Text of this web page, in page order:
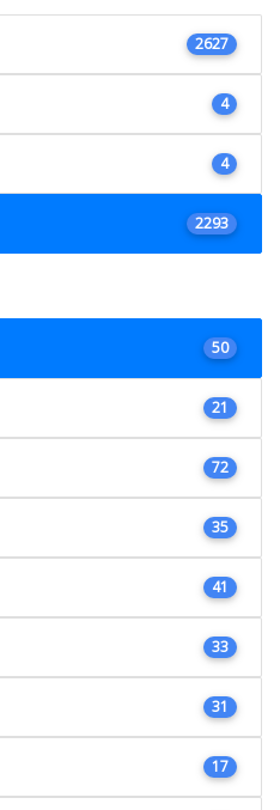
2627
4
4
2293
50
21
72
35
41
33
31
17